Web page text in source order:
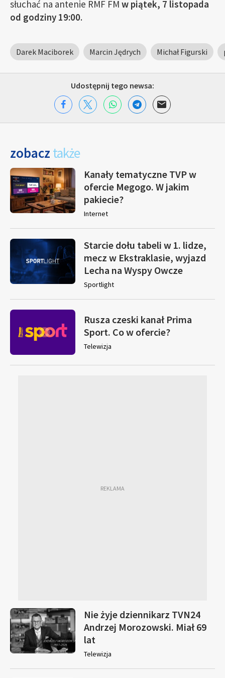
słuchać na antenie RMF FM w piątek, 7 listopada
od godziny 19:00.
Darek Maciborek Marcin Jędrych Michał Figurski
Udostępnij tego newsa:
zobacz także
Kanały tematyczne TVP w
ofercie Megogo. W jakim
pakiecie?
Internet
Starcie dołu tabeli w 1. lidze,
mecz w Ekstraklasie, wyjazd
Lecha na Wyspy Owcze
Sportlight
Rusza czeski kanał Prima
Sport. Co w ofercie?
Telewizja
Nie żyje dziennikarz TVN24
Andrzej Morozowski. Miał 69
lat
Telewizja